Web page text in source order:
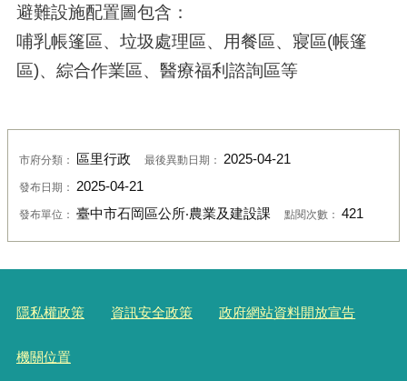
避難設施配置圖包含：
哺乳帳篷區、垃圾處理區、用餐區、寢區(帳篷
區)、綜合作業區、醫療福利諮詢區等
市府分類： 區里行政 最後異動日期： 2025-04-21
發布日期： 2025-04-21
發布單位： 臺中市石岡區公所‧農業及建設課 點閱次數： 421
隱私權政策 資訊安全政策 政府網站資料開放宣告
機關位置